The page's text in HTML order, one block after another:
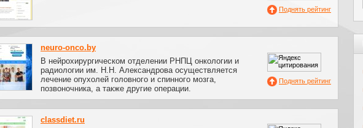
Поднять рейтинг
neuro-onco.by
В нейрохирургическом отделении РНПЦ онкологии и
радиологии им. Н.Н. Александрова осуществляется
лечение опухолей головного и спинного мозга,
позвоночника, а также другие операции.
Поднять рейтинг
classdiet.ru